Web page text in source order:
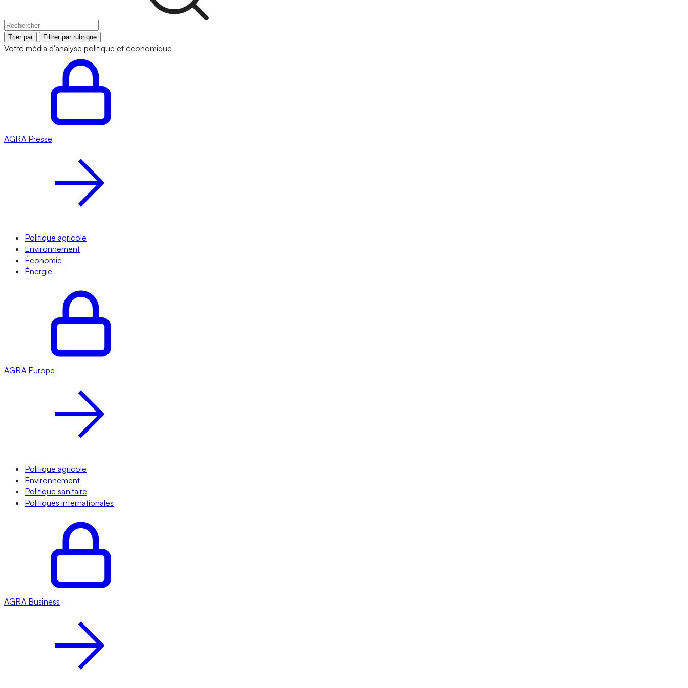
Trier par Filtrer par rubrique
Votre média d'analyse politique et économique
AGRA Presse
Politique agricole
Environnement
Économie
Énergie
AGRA Europe
Politique agricole
Environnement
Politique sanitaire
Politiques internationales
AGRA Business